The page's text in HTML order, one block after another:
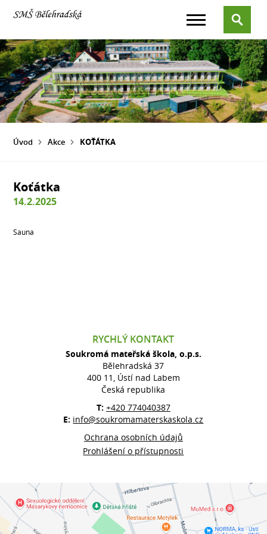
Úvod Akce KOŤÁTKA
Koťátka
14.2.2025
Sauna
RYCHLÝ KONTAKT
Soukromá mateřská škola, o.p.s.
Bělehradská 37
400 11, Ústí nad Labem
Česká republika
T: +420 774040387
E: info@soukromamaterskaskola.cz
Ochrana osobních údajů
Prohlášení o přístupnosti